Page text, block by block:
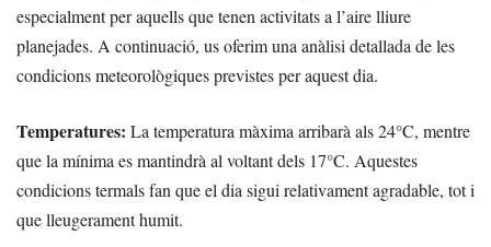
especialment per aquells que tenen activitats a l’aire lliure
planejades. A continuació, us oferim una anàlisi detallada de les
condicions meteorològiques previstes per aquest dia.
Temperatures: La temperatura màxima arribarà als 24°C, mentre
que la mínima es mantindrà al voltant dels 17°C. Aquestes
condicions termals fan que el dia sigui relativament agradable, tot i
que lleugerament humit.